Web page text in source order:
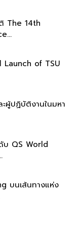
The 14th
of TSU
ผู้ปฏิบัติงานในมหา
QS World
บนเส้นทางแห่ง